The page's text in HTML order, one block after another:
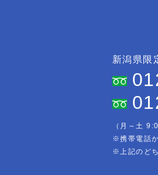
新潟県限
（月～土
※携帯電話
※上記のど